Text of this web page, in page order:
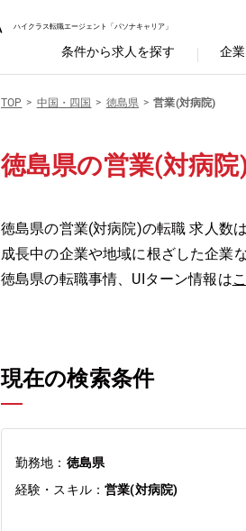
ハイクラス転職エージェント「パソナキャリア」
条件から求人を探す 企
TOP 中国・四国 徳島県 営業(対病院)
徳島県の営業(対病院
徳島県の営業(対病院)の転職 求人数は
成長中の企業や地域に根ざした企業
徳島県の転職事情、UIターン情報は
現在の検索条件
勤務地： 徳島県
経験・スキル：営業(対病院)